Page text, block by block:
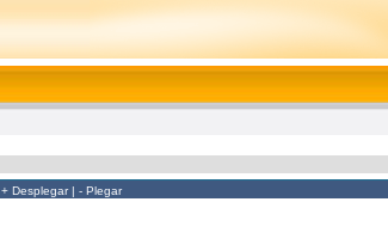
+ Desplegar| - Plegar